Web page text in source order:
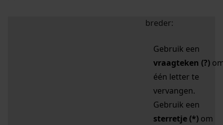
breder:
Gebruik een
vraagteken (?)
één letter te
vervangen.
Gebruik een
sterretje (*) om